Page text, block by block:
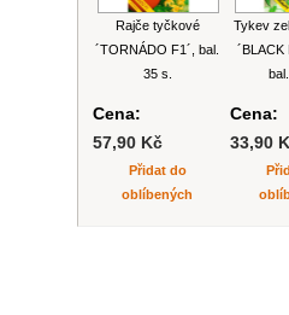
Rajče tyčkové
´TORNÁDO F1´, bal.
35 s.
Cena:
57,90 Kč
Přidat do
oblíbených
Tykev
´BLACK
Cena:
33,90